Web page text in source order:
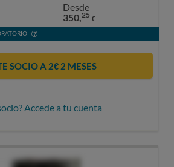
Desde
350,25 €
SOCIO A 2€ 2 MESES
Accede a tu cuenta